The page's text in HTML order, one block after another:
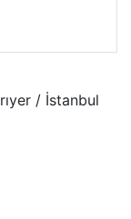
/ İstanbul